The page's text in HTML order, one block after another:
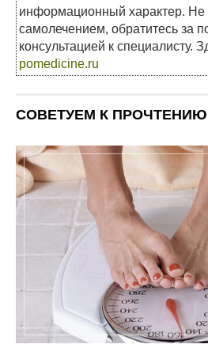
информационный характер. Не
самолечением, обратитесь за
консультацией к специалисту.
pomedicine.ru
СОВЕТУЕМ К ПРОЧТЕНИЮ